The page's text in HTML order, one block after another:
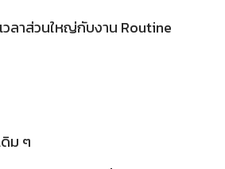
วลาส่วนใหญ่กับงาน Routine
ม ๆ